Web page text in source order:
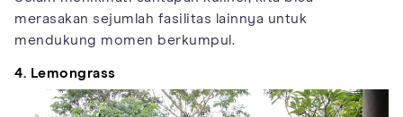
merasakan sejumlah fasilitas lainnya untuk
mendukung momen berkumpul.
4. Lemongrass